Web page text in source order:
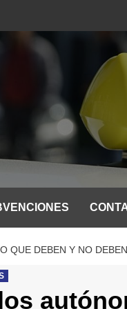
QUE DEBEN Y NO